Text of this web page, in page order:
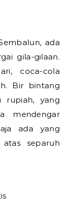
ada
gila-gilaan.
coca-cola
Bir bintang
yang
mendengar
ada yang
separuh